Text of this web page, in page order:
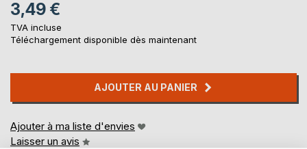
3,49 €
TVA incluse
Téléchargement disponible dès maintenant
AJOUTER AU PANIER
Ajouter à ma liste d'envies
Laisser un avis